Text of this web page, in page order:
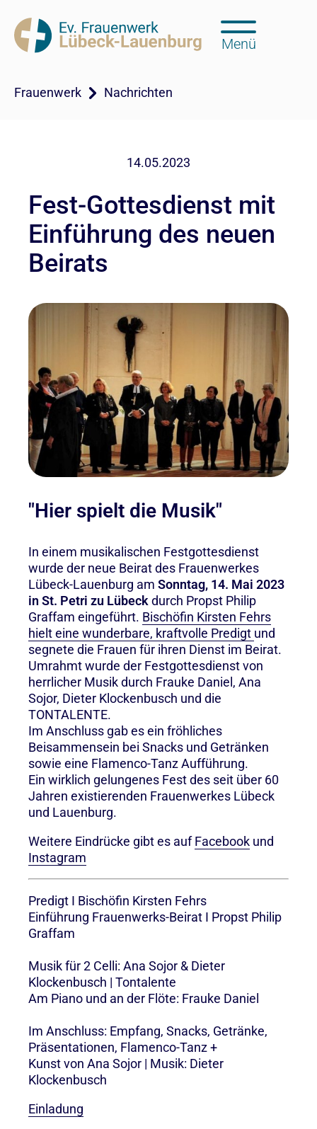
Menü
Frauenwerk Nachrichten
14.05.2023
Fest-Gottesdienst mit
Einführung des neuen
Beirats
"Hier spielt die Musik"
In einem musikalischen Festgottesdienst
wurde der neue Beirat des Frauenwerkes
Lübeck-Lauenburg am Sonntag, 14. Mai 2023
in St. Petri zu Lübeck durch Propst Philip
Graffam eingeführt. Bischöfin Kirsten Fehrs
hielt eine wunderbare, kraftvolle Predigt und
segnete die Frauen für ihren Dienst im Beirat.
Umrahmt wurde der Festgottesdienst von
herrlicher Musik durch Frauke Daniel, Ana
Sojor, Dieter Klockenbusch und die
TONTALENTE.
Im Anschluss gab es ein fröhliches
Beisammensein bei Snacks und Getränken
sowie eine Flamenco-Tanz Aufführung.
Ein wirklich gelungenes Fest des seit über 60
Jahren existierenden Frauenwerkes Lübeck
und Lauenburg.
Weitere Eindrücke gibt es aufFacebook und
Instagram
Predigt I Bischöfin Kirsten Fehrs
Einführung Frauenwerks-Beirat I Propst Philip
Graffam
Musik für 2 Celli: Ana Sojor & Dieter
Klockenbusch | Tontalente
Am Piano und an der Flöte: Frauke Daniel
Im Anschluss: Empfang, Snacks, Getränke,
Präsentationen, Flamenco-Tanz +
Kunst von Ana Sojor | Musik: Dieter
Klockenbusch
Einladung